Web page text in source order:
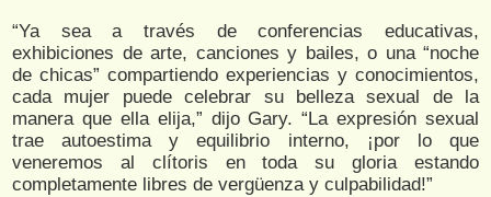
“Ya sea a través de conferencias educativas,
exhibiciones de arte, canciones y bailes, o una “noche
de chicas” compartiendo experiencias y conocimientos,
cada mujer puede celebrar su belleza sexual de la
manera que ella elija,” dijo Gary. “La expresión sexual
trae autoestima y equilibrio interno, ¡por lo que
veneremos al clítoris en toda su gloria estando
completamente libres de vergüenza y culpabilidad!”